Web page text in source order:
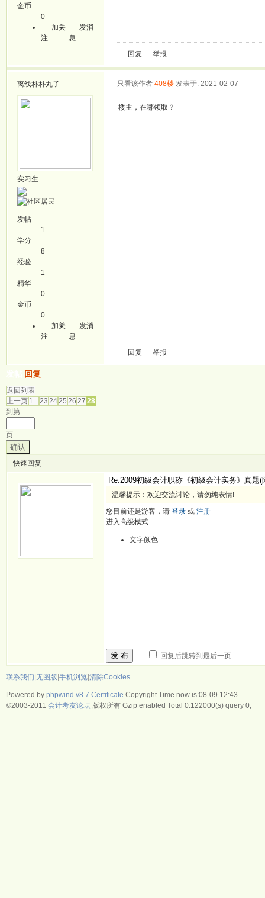
金币
0
加关
注
发消
息
回复 举报
离线朴朴丸子
实习生
发帖
1
学分
8
经验
1
精华
0
金币
0
加关
注
发消
息
只看该作者 408楼 发表于: 2021-02-07
楼主，在哪领取？
回复 举报
回复
返回列表
上一页 1...23 2425 26 27 28
到第
页
确认
快速回复
温馨提示：欢迎交流讨论，请勿纯表情!
您目前还是游客，请 登录 或 注册
进入高级模式
文字颜色
发 布 回复后跳转到最后一页
联系我们 无图版 手机浏览 清除Cookies
Powered by phpwind v8.7 Certificate Copyright Time now is:08-09 12:43
©2003-2011 会计考友论坛 版权所有 Gzip enabled Total 0.122000(s) query 0,